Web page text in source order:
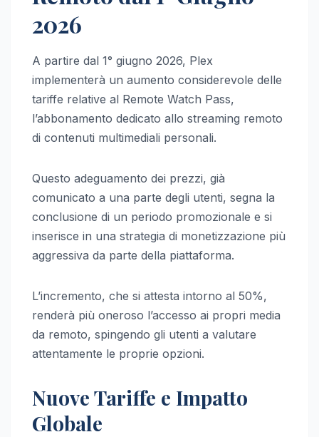
2026
A partire dal 1° giugno 2026, Plex
implementerà un aumento considerevole delle
tariffe relative al Remote Watch Pass,
l’abbonamento dedicato allo streaming remoto
di contenuti multimediali personali.
Questo adeguamento dei prezzi, già
comunicato a una parte degli utenti, segna la
conclusione di un periodo promozionale e si
inserisce in una strategia di monetizzazione più
aggressiva da parte della piattaforma.
L’incremento, che si attesta intorno al 50%,
renderà più oneroso l’accesso ai propri media
da remoto, spingendo gli utenti a valutare
attentamente le proprie opzioni.
Nuove Tariffe e Impatto
Globale